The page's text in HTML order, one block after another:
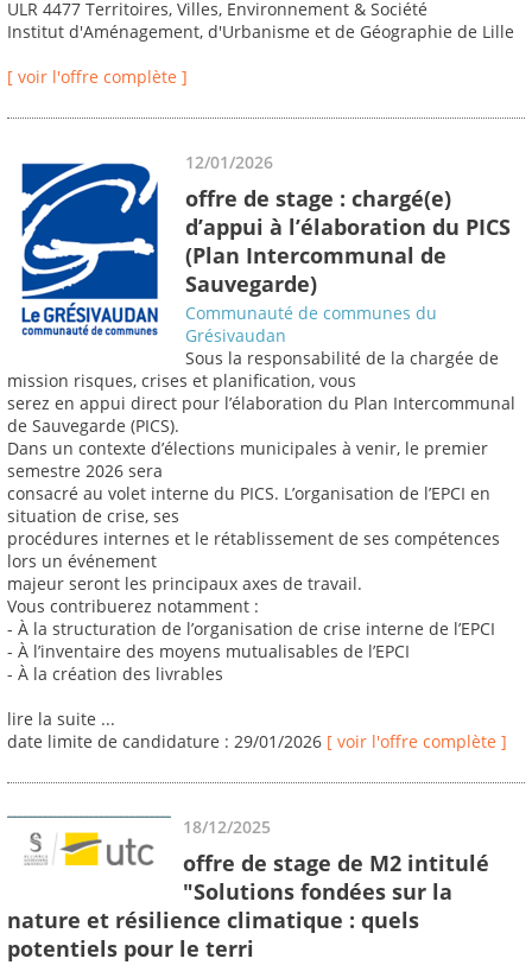
ULR 4477 Territoires, Villes, Environnement & Société
Institut d'Aménagement, d'Urbanisme et de Géographie de Lille
[ voir l'offre complète ]
12/01/2026
offre de stage : chargé(e)
d’appui à l’élaboration du PICS
(Plan Intercommunal de
Sauvegarde)
Communauté de communes du
Grésivaudan
Sous la responsabilité de la chargée de
mission risques, crises et planification, vous
serez en appui direct pour l’élaboration du Plan Intercommunal
de Sauvegarde (PICS).
Dans un contexte d’élections municipales à venir, le premier
semestre 2026 sera
consacré au volet interne du PICS. L’organisation de l’EPCI en
situation de crise, ses
procédures internes et le rétablissement de ses compétences
lors un événement
majeur seront les principaux axes de travail.
Vous contribuerez notamment :
- À la structuration de l’organisation de crise interne de l’EPCI
- À l’inventaire des moyens mutualisables de l’EPCI
- À la création des livrables
lire la suite ...
date limite de candidature : 29/01/2026 [ voir l'offre complète ]
18/12/2025
offre de stage de M2 intitulé
"Solutions fondées sur la
nature et résilience climatique : quels
potentiels pour le terri